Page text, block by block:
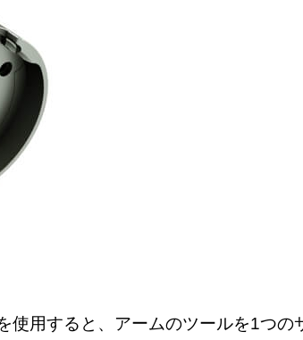
使用すると、アームのツールを1つ